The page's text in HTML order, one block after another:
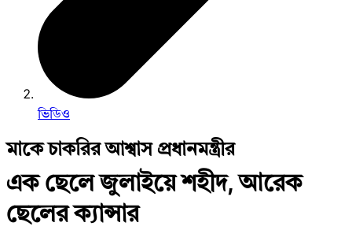
ভিডিও
মাকে চাকরির আশ্বাস প্রধানমন্ত্রীর
এক ছেলে জুলাইয়ে শহীদ, আরেক
ছেলের ক্যান্সার